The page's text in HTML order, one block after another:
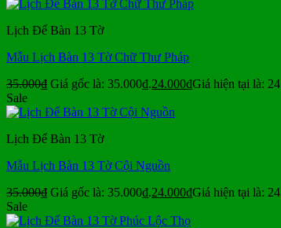
Lịch Để Bàn 13 Tờ
Mẫu Lịch Bàn 13 Tờ Chữ Thư Pháp
35.000₫ Giá gốc là: 35.000₫.24.000₫Giá hiện tại là:
Sale
Lịch Để Bàn 13 Tờ
Mẫu Lịch Bàn 13 Tờ Cội Nguồn
35.000₫ Giá gốc là: 35.000₫.24.000₫Giá hiện tại là:
Sale